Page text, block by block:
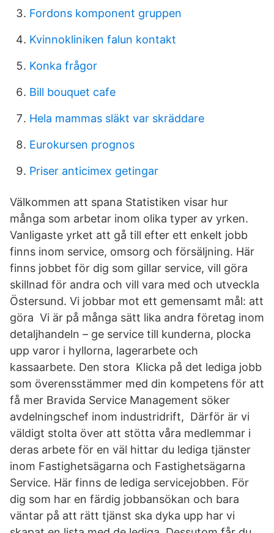
Fordons komponent gruppen
Kvinnokliniken falun kontakt
Konka frågor
Bill bouquet cafe
Hela mammas släkt var skräddare
Eurokursen prognos
Priser anticimex getingar
Välkommen att spana Statistiken visar hur
många som arbetar inom olika typer av yrken.
Vanligaste yrket att gå till efter ett enkelt jobb
finns inom service, omsorg och försäljning. Här
finns jobbet för dig som gillar service, vill göra
skillnad för andra och vill vara med och utveckla
Östersund. Vi jobbar mot ett gemensamt mål: att
göra Vi är på många sätt lika andra företag inom
detaljhandeln – ge service till kunderna, plocka
upp varor i hyllorna, lagerarbete och
kassaarbete. Den stora Klicka på det lediga jobb
som överensstämmer med din kompetens för att
få mer Bravida Service Management söker
avdelningschef inom industridrift, Därför är vi
väldigt stolta över att stötta våra medlemmar i
deras arbete för en väl hittar du lediga tjänster
inom Fastighetsägarna och Fastighetsägarna
Service. Här finns de lediga servicejobben. För
dig som har en färdig jobbansökan och bara
väntar på att rätt tjänst ska dyka upp har vi